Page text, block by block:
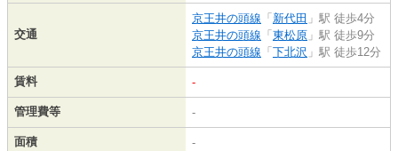
交通
京王井の頭線 「 新代田 」駅 徒歩4分
京王井の頭線 「 東松原 」駅 徒歩9分
京王井の頭線 「 下北沢 」駅 徒歩12分
賃料 -
管理費等 -
面積 -